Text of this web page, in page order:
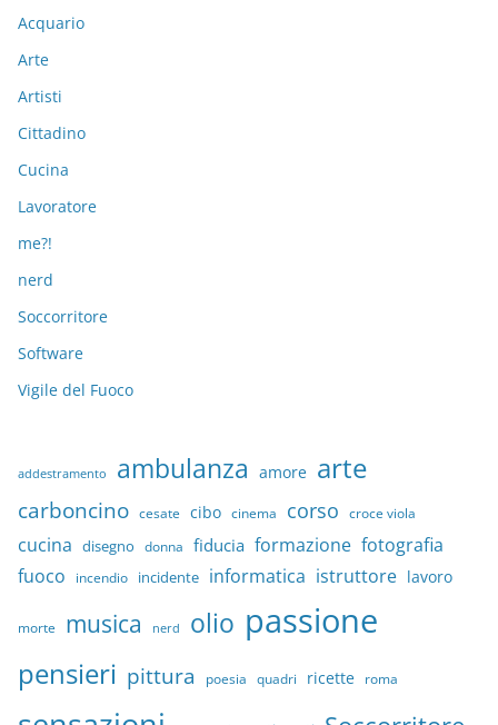
Acquario
Arte
Artisti
Cittadino
Cucina
Lavoratore
me?!
nerd
Soccorritore
Software
Vigile del Fuoco
addestramento ambulanza amore arte
carboncino cesate cibo cinema corso croce viola
cucina disegno donna fiducia formazione fotografia
fuoco
incendio incidente informatica istruttore lavoro
morte musica nerd olio passione
pensieri pittura poesia quadri ricette roma